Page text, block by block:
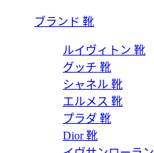
ブランド 靴
ルイヴィトン 靴
グッチ 靴
シャネル 靴
エルメス 靴
プラダ 靴
Dior 靴